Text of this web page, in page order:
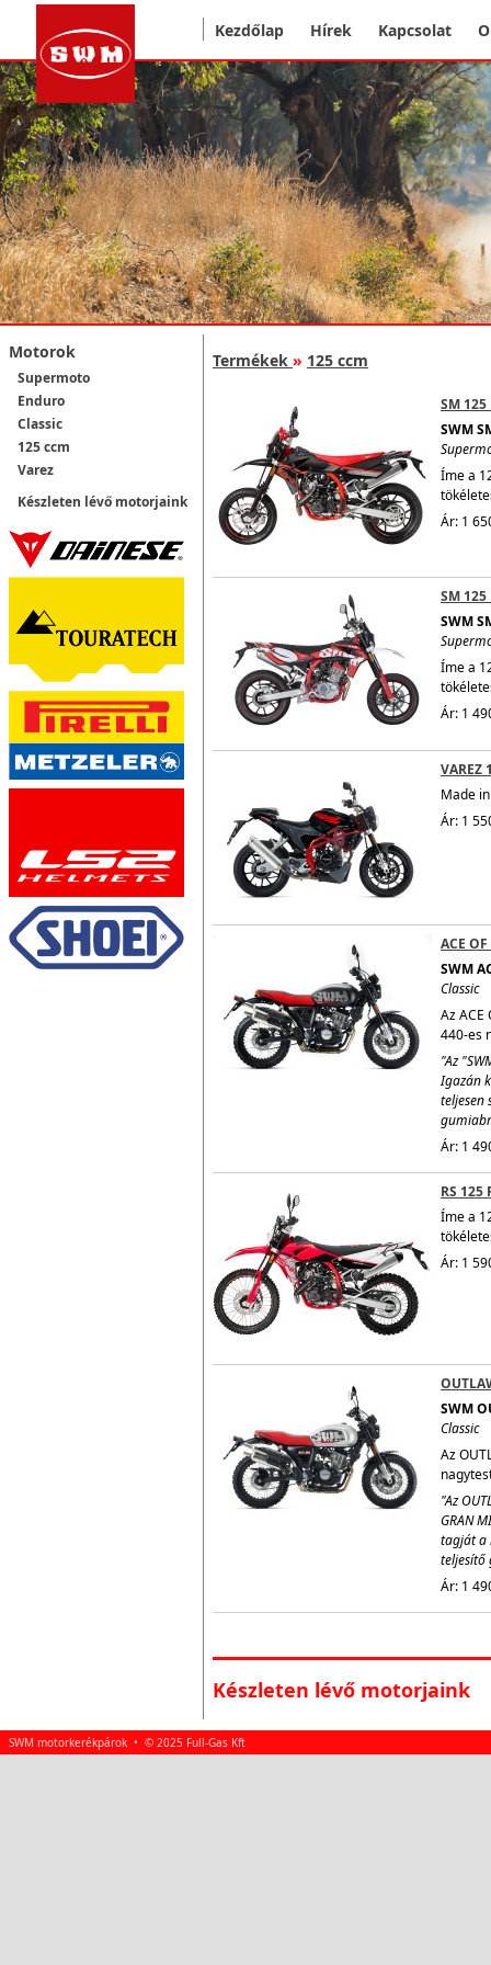
Kezdőlap Hírek Kapcsolat
Motorok
Supermoto
Enduro
Classic
125 ccm
Varez
Készleten lévő motorjaink
Termékek » 125 ccm
SM 125
SWM
Íme a
Ár: 1
SM 125
SWM
Íme a
Ár: 1
VAREZ
Made
Ár: 1
ACE
SWM
Classic
Az
440-es
"Az
Igazán
teljesen
Ár: 1
RS 125
Íme a
Ár: 1
SWM
Classic
Az
"Az
GRAN
tagját a
teljesítő
Ár: 1
Készleten lévő motorjaink
SWM motorkerékpárok • © 2025 Full-Gas Kft